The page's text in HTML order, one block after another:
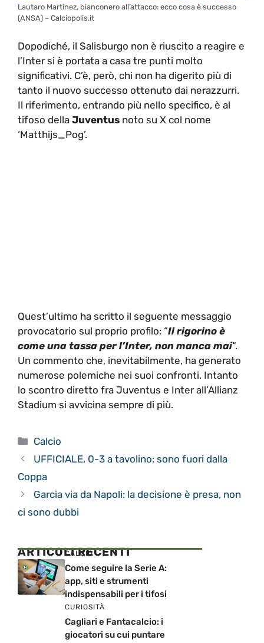
Lautaro Martinez, bianconero all’attacco: ecco cosa è successo
(ANSA) – Calciopolis.it
Dopodiché, il Salisburgo non è riuscito a reagire e
l’Inter si è portata a casa tre punti molto
significativi. C’è, però, chi non ha digerito più di
tanto il nuovo successo ottenuto dai nerazzurri.
Il riferimento, entrando più nello specifico, è al
tifoso della Juventus noto su X col nome
‘Matthijs_Pog’.
Quest’ultimo ha scritto il seguente messaggio
provocatorio sul proprio profilo: “Il rigorino è
come una tassa per l’Inter, non manca mai“.
Un commento che, inevitabilmente, ha generato
numerose polemiche nei suoi confronti. Intanto
lo scontro diretto fra Juventus e Inter all’Allianz
Stadium si avvicina sempre di più.
Categorie
Calcio
UFFICIALE, 0-3 a tavolino: sono fuori dalla
Coppa
Garcia via da Napoli: la decisione è presa, non
ci sono dubbi
ARTICOLI RECENTI
CALCIO
Come seguire la Serie A:
app, siti e strumenti
indispensabili per i tifosi
CURIOSITÀ
Cagliari e Fantacalcio: i
giocatori su cui puntare